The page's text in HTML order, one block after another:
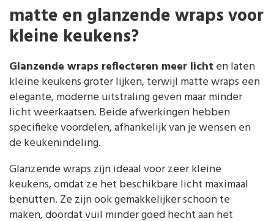
matte en glanzende wraps voor
kleine keukens?
Glanzende wraps reflecteren meer licht en laten
kleine keukens groter lijken, terwijl matte wraps een
elegante, moderne uitstraling geven maar minder
licht weerkaatsen. Beide afwerkingen hebben
specifieke voordelen, afhankelijk van je wensen en
de keukenindeling.
Glanzende wraps zijn ideaal voor zeer kleine
keukens, omdat ze het beschikbare licht maximaal
benutten. Ze zijn ook gemakkelijker schoon te
maken, doordat vuil minder goed hecht aan het